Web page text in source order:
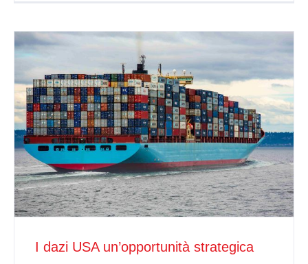
I dazi USA un’opportunità strategica